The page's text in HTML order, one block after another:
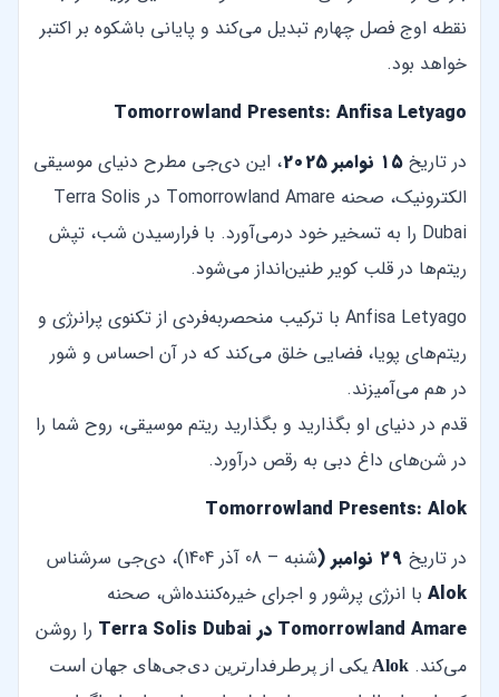
نقطه اوج فصل چهارم تبدیل می‌کند و پایانی باشکوه بر اکتبر
خواهد بود.
Tomorrowland Presents: Anfisa Letyago
در تاریخ ۱۵ نوامبر 2025
، این دی‌جی مطرح دنیای موسیقی
الکترونیک، صحنه Tomorrowland Amare در Terra Solis
Dubai را به تسخیر خود درمی‌آورد. با فرارسیدن شب، تپش
ریتم‌ها در قلب کویر طنین‌انداز می‌شود.
Anfisa Letyago با ترکیب منحصربه‌فردی از تکنوی پرانرژی و
ریتم‌های پویا، فضایی خلق می‌کند که در آن احساس و شور
در هم می‌آمیزند.
قدم در دنیای او بگذارید و بگذارید ریتم موسیقی، روح شما را
در شن‌های داغ دبی به رقص درآورد.
Tomorrowland Presents: Alok
در تاریخ ۲۹ نوامبر (
شنبه – 08 آذر 1404)، دی‌جی سرشناس
Alok با انرژی پرشور و اجرای خیره‌کننده‌اش، صحنه
Tomorrowland Amare در Terra Solis Dubai
را روشن
می‌کند. Alok یکی از پرطرفدارترین دی‌جی‌های جهان است